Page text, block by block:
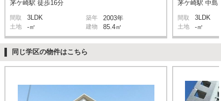
茅ケ崎駅 徒歩16分
間取 3LDK 築年 2003年
土地 -㎡ 建物 85.4㎡
茅ケ崎駅 中島
間取 3LDK
土地 -㎡
同じ学区の物件はこちら